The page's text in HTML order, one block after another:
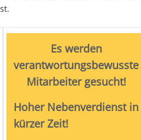
Es werden
verantwortungsbewusste
Mitarbeiter gesucht!
Hoher Nebenverdienst in
kürzer Zeit!